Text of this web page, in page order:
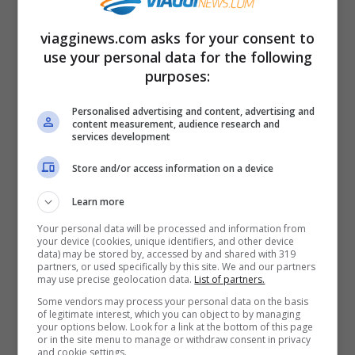
panna acida o la sour cream. In Inghilterra
è sicuramente uno dei cibi da strada più
venduto assieme alle classiche fish and
chips. In Scozia invece la jacket potato
viene farcita con l’haggis. È un particolare
tipo di salume realizzato con polmone,
fegato, cuore di ovino macinato tutto
insieme con cipolla, farina, grasso di
rognone spezi e brodo. Generalmente
viene poi accompagnata con una salsa a
base di whiskey. Spostandoci poi ancora
una volta in America, in Texas la curiosità
delle jacket potato è che sono enormi.
viagginews.com asks for your consent to
use your personal data for the following
purposes:
Personalised advertising and content, advertising and
content measurement, audience research and
services development
Store and/or access information on a device
Learn more
Your personal data will be processed and information from
your device (cookies, unique identifiers, and other device
data) may be stored by, accessed by and shared with 319
partners, or used specifically by this site. We and our partners
may use precise geolocation data. List of partners.
Some vendors may process your personal data on the basis
of legitimate interest, which you can object to by managing
your options below. Look for a link at the bottom of this page
or in the site menu to manage or withdraw consent in privacy
and cookie settings.